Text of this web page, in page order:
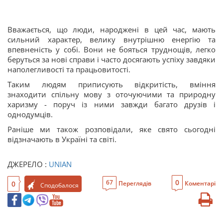
Вважається, що люди, народжені в цей час, мають
сильний характер, велику внутрішню енергію та
впевненість у собі. Вони не бояться труднощів, легко
беруться за нові справи і часто досягають успіху завдяки
наполегливості та працьовитості.
Таким людям приписують відкритість, вміння
знаходити спільну мову з оточуючими та природну
харизму - поруч із ними завжди багато друзів і
однодумців.
Раніше ми також розповідали, яке свято сьогодні
відзначають в Україні та світі.
ДЖЕРЕЛО : UNIAN
0 Сподобалося 67 Переглядів 0 Коментарі